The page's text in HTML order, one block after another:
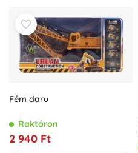
Fém daru
Raktáron
2 940 Ft